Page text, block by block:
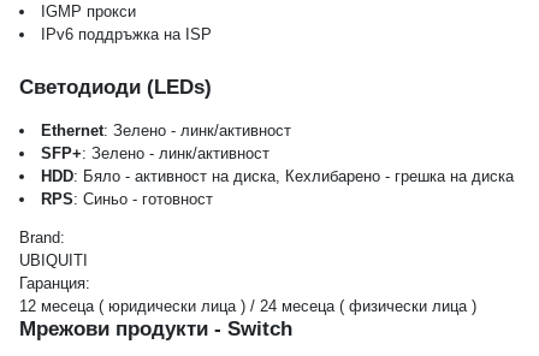
IGMP прокси
IPv6 поддръжка на ISP
Светодиоди (LEDs)
Ethernet: Зелено - линк/активност
SFP+: Зелено - линк/активност
HDD: Бяло - активност на диска, Кехлибарено - грешка на диска
RPS: Синьо - готовност
Brand:
UBIQUITI
Гаранция:
12 месеца ( юридически лица ) / 24 месеца ( физически лица )
Мрежови продукти - Switch